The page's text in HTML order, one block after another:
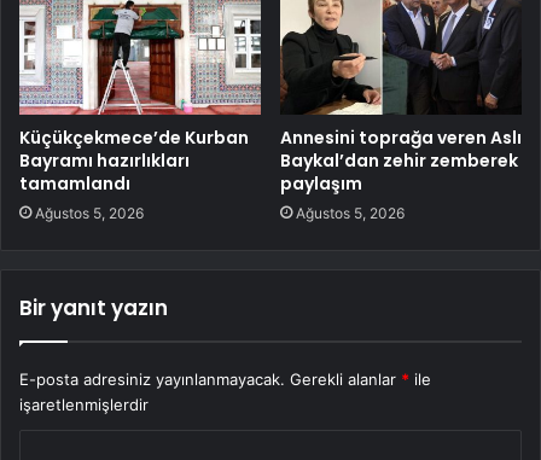
Küçükçekmece’de Kurban
Bayramı hazırlıkları
tamamlandı
Ağustos 5, 2026
Annesini toprağa veren Aslı
Baykal’dan zehir zemberek
paylaşım
Ağustos 5, 2026
Bir yanıt yazın
E-posta adresiniz yayınlanmayacak. Gerekli alanlar * ile
işaretlenmişlerdir